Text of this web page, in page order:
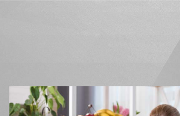
Rețete din cartea